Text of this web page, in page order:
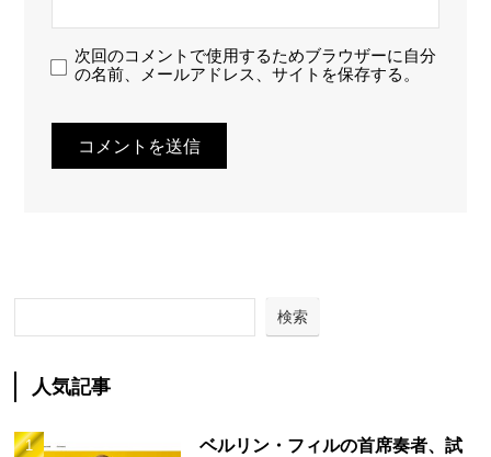
次回のコメントで使用するためブラウザーに自分
の名前、メールアドレス、サイトを保存する。
検索
人気記事
ベルリン・フィルの首席奏者、試